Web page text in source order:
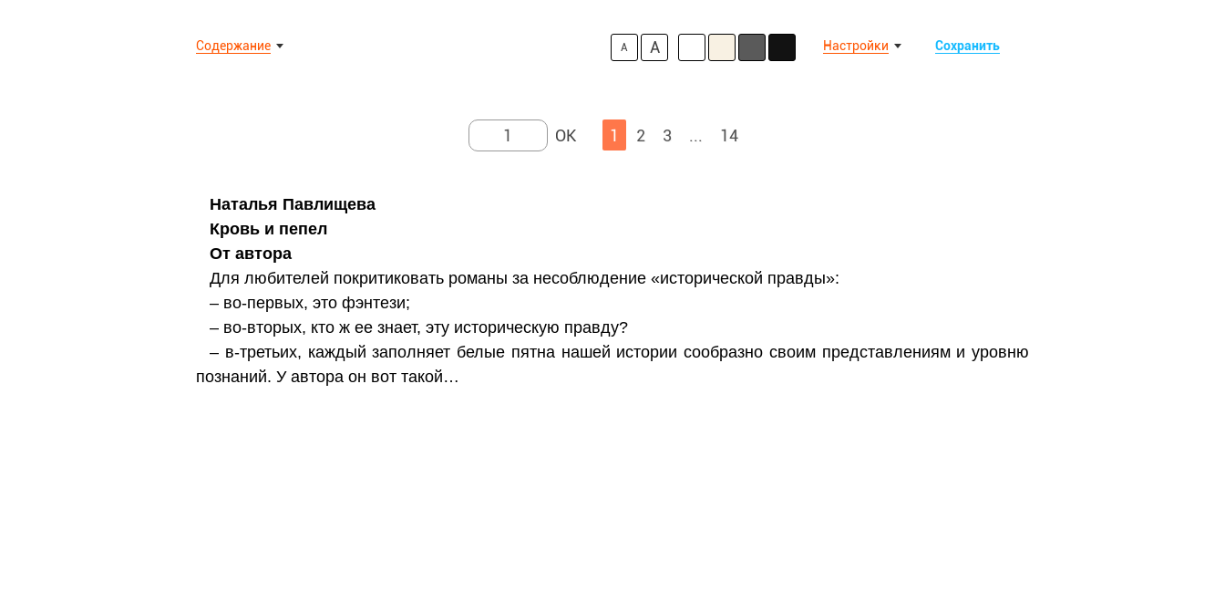
Содержание Сохранить
Настройки
A A
1 2 3 ... 14
Наталья Павлищева
Кровь и пепел
От автора
Для любителей покритиковать романы за несоблюдение «исторической правды»:
– во-первых, это фэнтези;
– во-вторых, кто ж ее знает, эту историческую правду?
– в-третьих, каждый заполняет белые пятна нашей истории сообразно своим представлениям и уровню
познаний. У автора он вот такой…